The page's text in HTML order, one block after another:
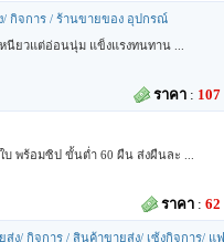
/ กิจการ / ร้านขายของ อุปกรณ์
นียวแต่อ่อนนุ่ม แข็งแรงทนทาน ...
ราคา : 107
พร้อมซิป ขั้นต่ำ 60 ผืน ส่งผืนละ ...
ราคา : 62
ส่ง/ กิจการ / สินค้าขายส่ง/ เซ้งกิจการ/ แฟ